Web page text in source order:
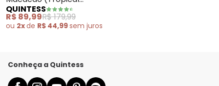
Colorido) em Malha de
Viscose
QUINTESS
R$ 89,99R$ 179,99
ou 2xde R$ 44,99sem juros
Conheça a Quintess